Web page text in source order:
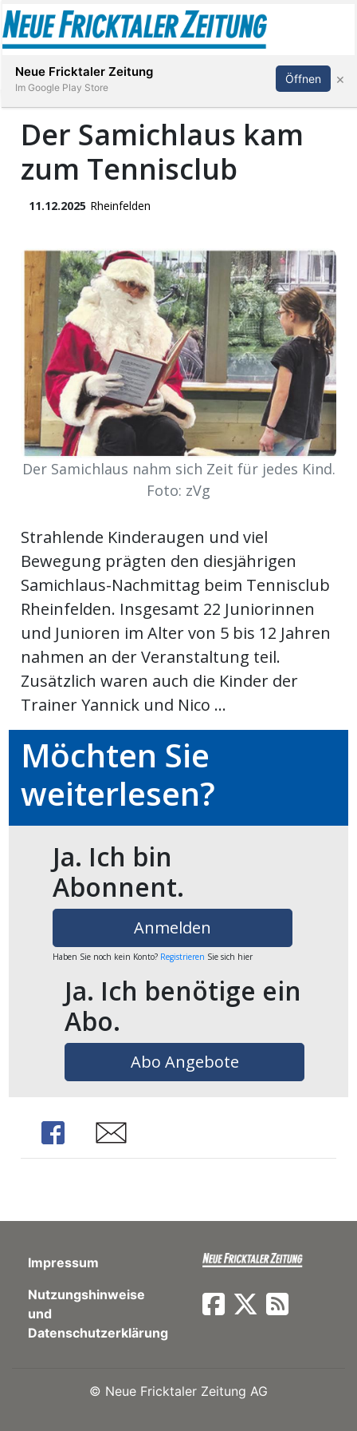
E-
Paper
Abonnieren Anmelden
Der Samichlaus kam
zum Tennisclub
11.12.2025 Rheinfelden
Der Samichlaus nahm sich Zeit für jedes Kind.
Foto: zVg
Strahlende Kinderaugen und viel
Bewegung prägten den diesjährigen
Samichlaus-Nachmittag beim Tennisclub
Rheinfelden. Insgesamt 22 Juniorinnen
und Junioren im Alter von 5 bis 12 Jahren
nahmen an der Veranstaltung teil.
Zusätzlich waren auch die Kinder der
Trainer Yannick und Nico ...
Möchten Sie
weiterlesen?
Ja. Ich bin
Abonnent.
Anmelden
Haben Sie noch kein Konto? Registrieren Sie sich hier
Ja. Ich benötige ein
Abo.
Abo Angebote
Share Share
Impressum
Nutzungshinweise
und
Datenschutzerklärung
© Neue Fricktaler Zeitung AG
Neue Fricktaler Zeitung
Im Google Play Store
Öffnen ×